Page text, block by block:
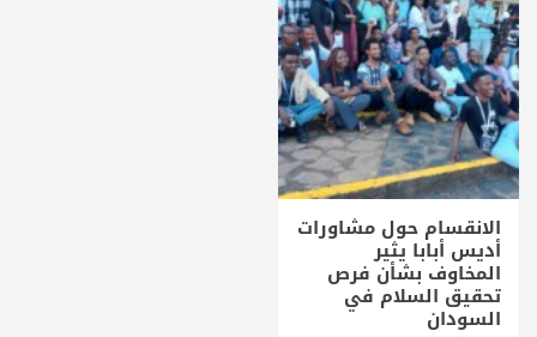
الانقسام حول مشاورات
أديس أبابا يثير
المخاوف بشأن فرص
تحقيق السلام في
السودان